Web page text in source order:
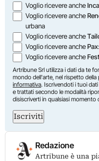
Voglio ricevere anche
Voglio ricevere anche
urbana
Voglio ricevere anche
Voglio ricevere anchePax
Voglio ricevere anche
Artribune Srl utilizza i dati da te
mondo dell'arte, nel rispetto della
informativa. Iscrivendoti i tuoi
e trattati secondo le modalità
disiscriverti in qualsiasi momento
Iscriviti
Redazione
Artribune è una